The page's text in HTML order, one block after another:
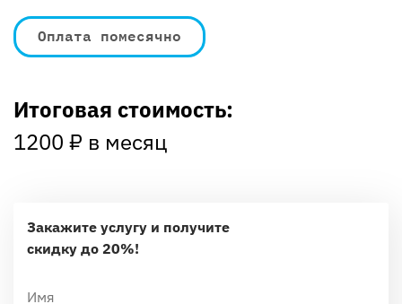
Оплата помесячно
Итоговая стоимость:
1200 ₽ в месяц
Закажите услугу и получите
скидку до 20%!